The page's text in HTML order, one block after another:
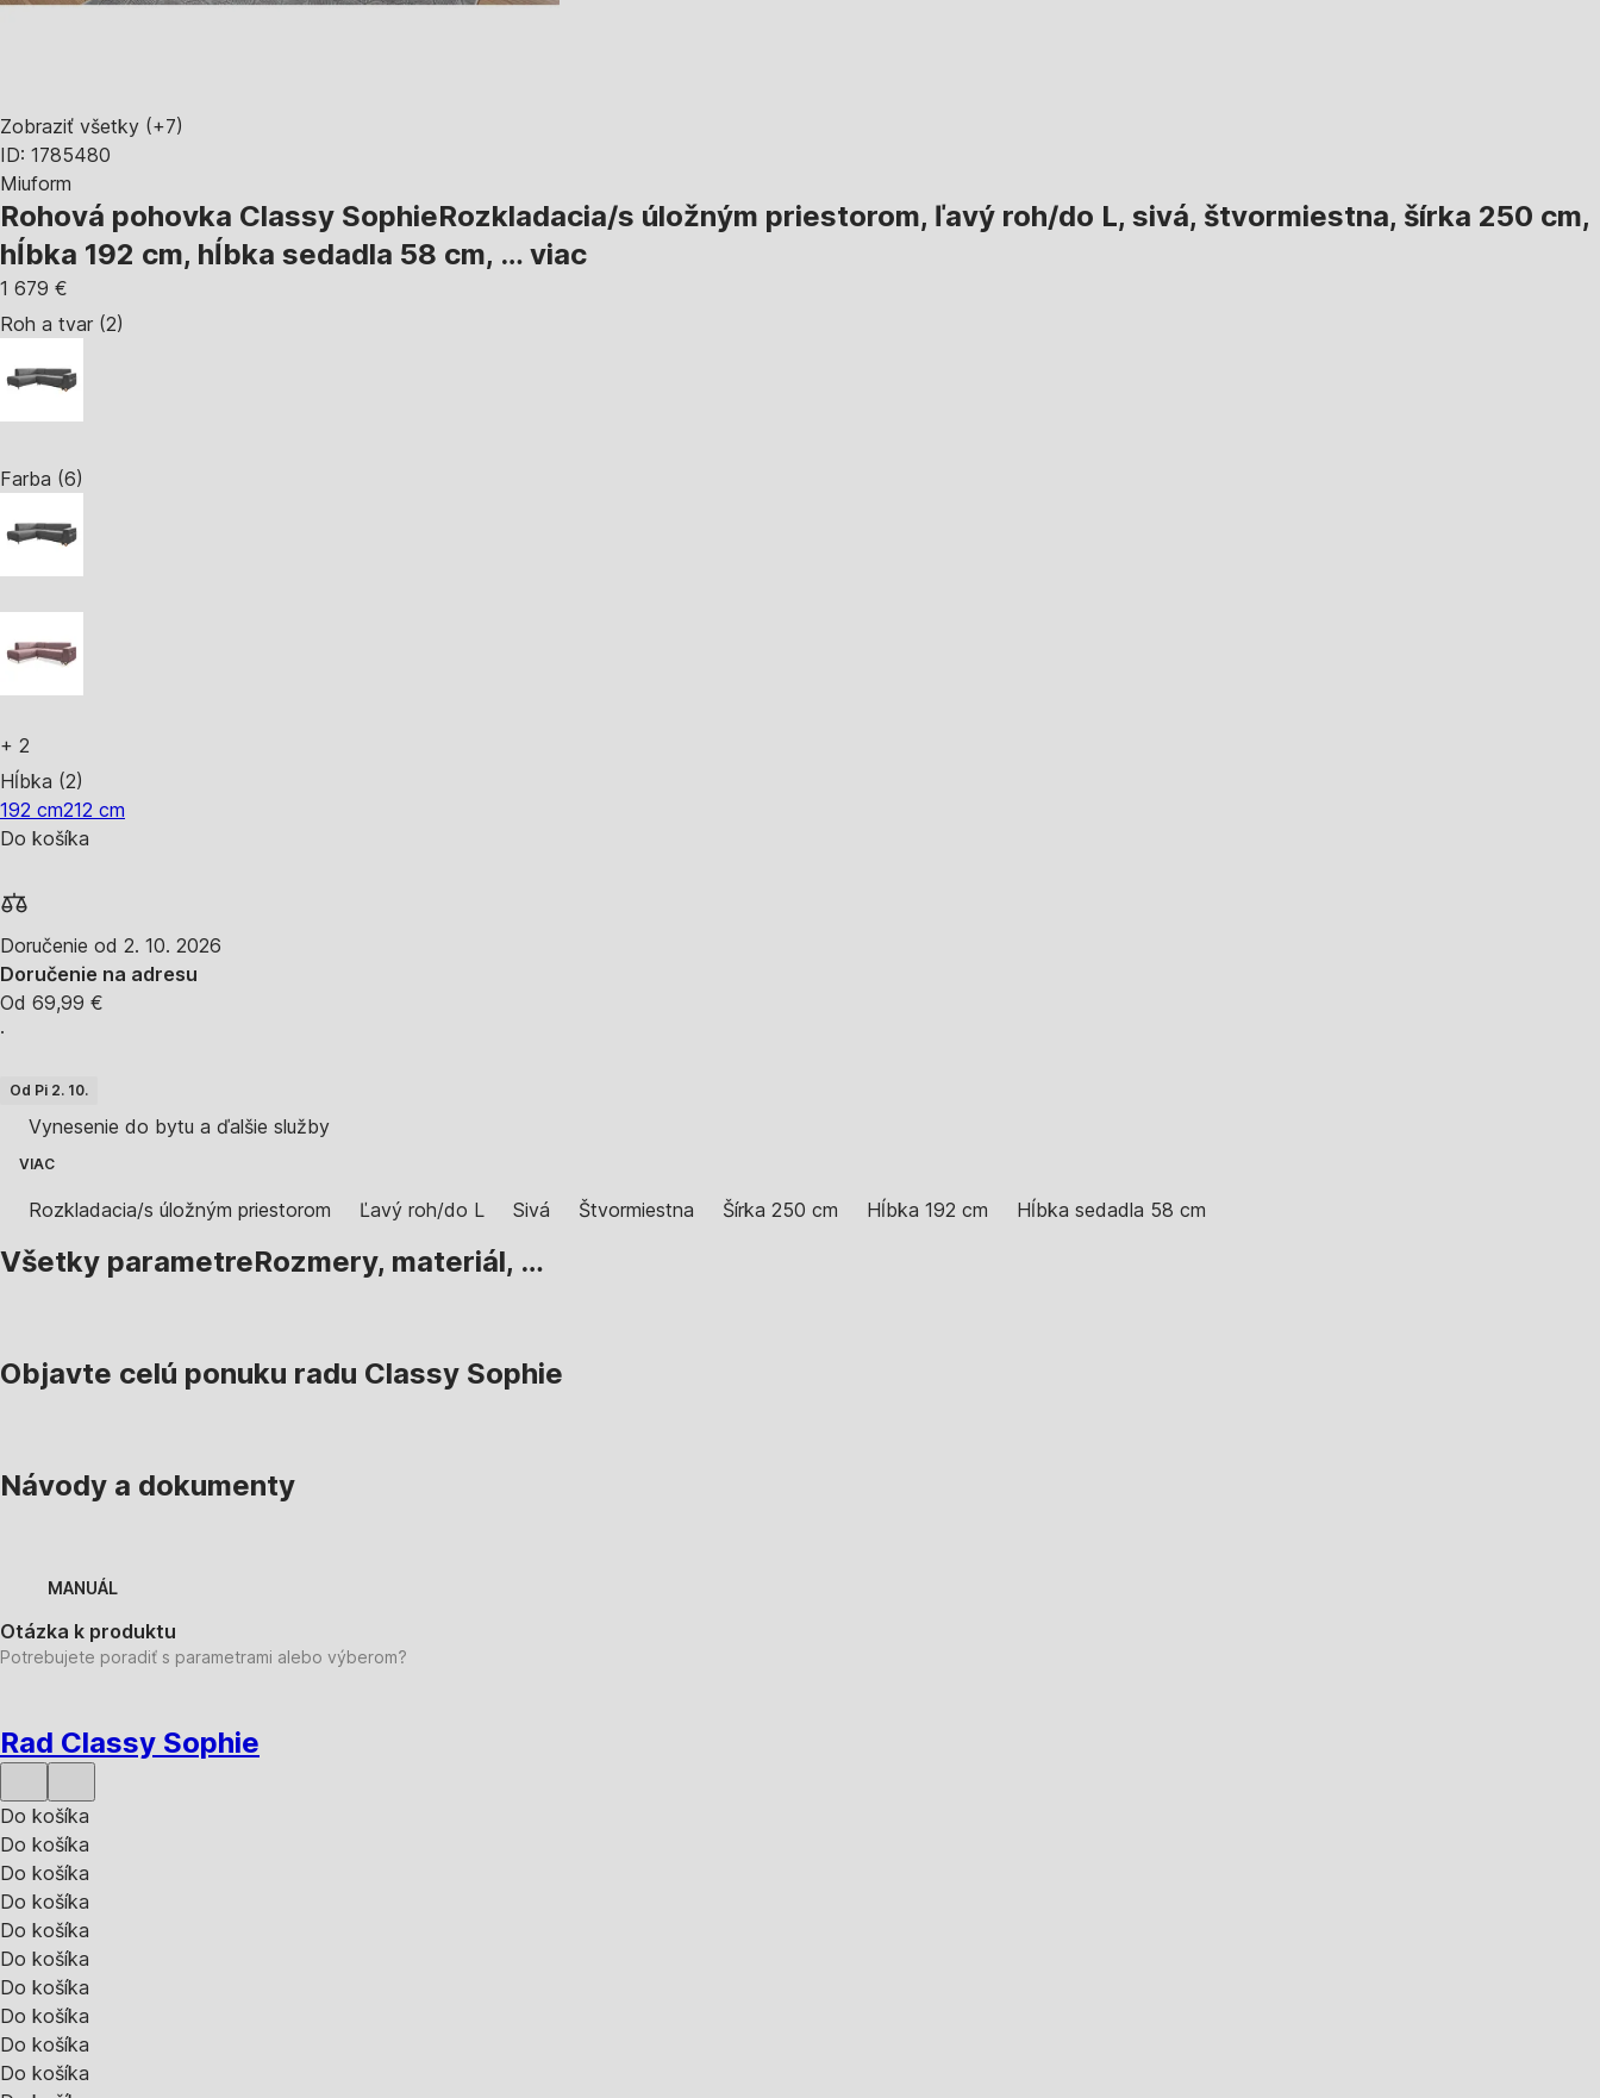
Zobraziť všetky (+7)
ID: 1785480
Miuform
Rohová pohovka Classy SophieRozkladacia/s úložným priestorom, ľavý roh/do L, sivá, štvormiestna, šírka 250 cm,
hĺbka 192 cm, hĺbka sedadla 58 cm, … viac
1 679 €
Roh a tvar (2)
Farba (6)
+ 2
Hĺbka (2)
192 cm212 cm
Do košíka
Doručenie od 2. 10. 2026
Doručenie na adresu
Od 69,99 €
·
Od Pi 2. 10.
Vynesenie do bytu a ďalšie služby
VIAC
Rozkladacia/s úložným priestorom Ľavý roh/do L Sivá Štvormiestna Šírka 250 cm Hĺbka 192 cm Hĺbka sedadla 58 cm
Všetky parametreRozmery, materiál, …
Objavte celú ponuku radu Classy Sophie
Návody a dokumenty
MANUÁL
Otázka k produktu
Potrebujete poradiť s parametrami alebo výberom?
Rad Classy Sophie
Do košíka
Do košíka
Do košíka
Do košíka
Do košíka
Do košíka
Do košíka
Do košíka
Do košíka
Do košíka